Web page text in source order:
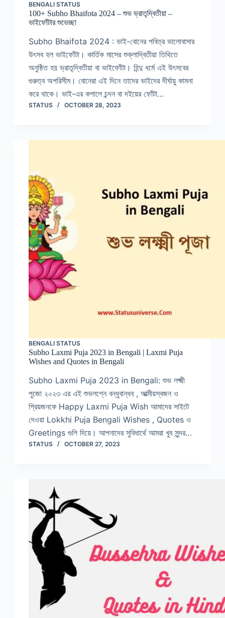
BENGALI STATUS
100+ Subho Bhaifota 2024 – শুভ ভ্রাতৃদ্বিতীয়া –
ভাইফোঁটার শুভেচ্ছা
Subho Bhaifota 2024 : ভাই-বোনের পবিত্র ভালোবাসার
উৎসব হল ভাইফোঁটা। কার্তিক মাসের শুক্লাদ্বিতীয়া তিথিতে
অনুষ্ঠিত হয় ভ্রাতৃদ্বিতীয়া বা ভাইফোঁটা। হিন্দু ধর্মে এই উৎসবের
গুরুত্ব অপরিসীম। বোনেরা এই দিনে তাদের ভাইদের দীর্ঘায়ু কামনা
করে থাকে। ভাই-এর কপালে চন্দন বা দইয়ের ফোঁটা…
STATUS OCTOBER 28, 2023
BENGALI STATUS
Subho Laxmi Puja 2023 in Bengali | Laxmi Puja
Wishes and Quotes in Bengali
Subho Laxmi Puja 2023 in Bengali: শুভ লক্ষ্মী
পুজো ২০২৩ এর এই শুভলগ্নে বন্ধুবান্ধব , আত্মীয়স্বজন ও
প্রিয়জনকে Happy Laxmi Puja Wish আমাদের সাইটে
দেওয়া Lokkhi Puja Bengali Wishes , Quotes ও
Greetings গুলি দিয়ে। আপনাদের সুবিধার্থে আমরা খুব সুন্দর…
STATUS OCTOBER 27, 2023